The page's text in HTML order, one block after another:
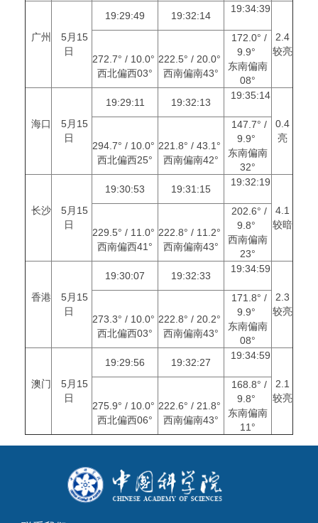
广州
5月15
日
19:29:49 19:32:14
19:34:39
2.4
较亮
272.7° / 10.0°
西北偏西03°
222.5° / 20.0°
西南偏南43°
172.0° /
9.9°
东南偏南
08°
海口
5月15
日
19:29:11 19:32:13
19:35:14
0.4
亮
294.7° / 10.0°
西北偏西25°
221.8° / 43.1°
西南偏南42°
147.7° /
9.9°
东南偏南
32°
长沙
5月15
日
19:30:53 19:31:15
19:32:19
4.1
较暗
229.5° / 11.0°
西南偏西41°
222.8° / 11.2°
西南偏南43°
202.6° /
9.8°
西南偏南
23°
香港
5月15
日
19:30:07 19:32:33
19:34:59
2.3
较亮
273.3° / 10.0°
西北偏西03°
222.8° / 20.2°
西南偏南43°
171.8° /
9.9°
东南偏南
08°
澳门
5月15
日
19:29:56 19:32:27
19:34:59
2.1
较亮
275.9° / 10.0°
西北偏西06°
222.6° / 21.8°
西南偏南43°
168.8° /
9.8°
东南偏南
11°